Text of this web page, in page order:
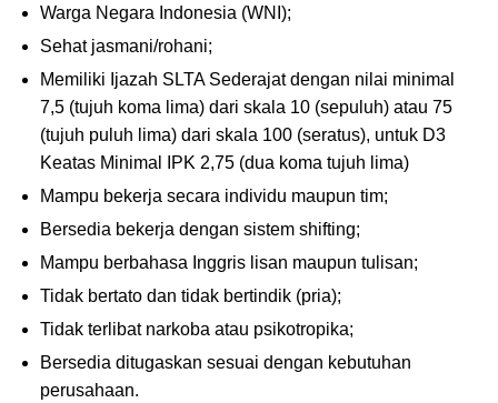
Warga Negara Indonesia (WNI);
Sehat jasmani/rohani;
Memiliki Ijazah SLTA Sederajat dengan nilai minimal
7,5 (tujuh koma lima) dari skala 10 (sepuluh) atau 75
(tujuh puluh lima) dari skala 100 (seratus), untuk D3
Keatas Minimal IPK 2,75 (dua koma tujuh lima)
Mampu bekerja secara individu maupun tim;
Bersedia bekerja dengan sistem shifting;
Mampu berbahasa Inggris lisan maupun tulisan;
Tidak bertato dan tidak bertindik (pria);
Tidak terlibat narkoba atau psikotropika;
Bersedia ditugaskan sesuai dengan kebutuhan
perusahaan.